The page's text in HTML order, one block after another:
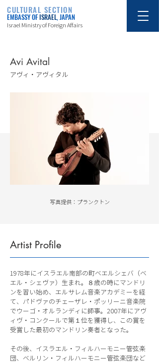
CULTURAL SECTION
EMBASSY OFISRAEL, JAPAN
Israel Ministry of Foreign Affairs
Avi Avital
アヴィ・アヴィタル
写真提供：プランクトン
Artist Profile
1978年にイスラエル南部の町ベエルシェバ（ベ
エル・シェヴァ）生まれ。８歳の時にマンドリ
ンを習い始め、エルサレム音楽アカデミーを経
て、パドヴァのチェーザレ・ポッリーニ音楽院
でウーゴ・オルランディに師事。2007年にアヴ
ィヴ・コンクールで第１位を獲得し、この賞を
受賞した最初のマンドリン奏者となった。
その後、イスラエル・フィルハーモニー管弦楽
団、ベルリン・フィルハーモニー管弦楽団など